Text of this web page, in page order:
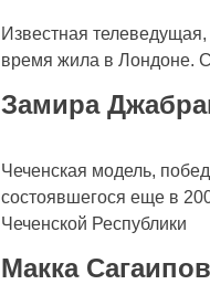
Известная
время жила в Лондоне.
Замира
Чеченская модель,
состоявшегося еще в
Чеченской Республики
Макка